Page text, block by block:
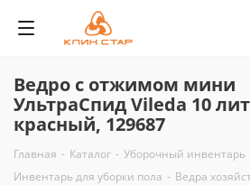
Ведро с отжимом мини
УльтраСпид Vileda 10
красный, 129687
Главная - Каталог - Уборочный инвентарь
Инвентарь для уборки пола - Ведра